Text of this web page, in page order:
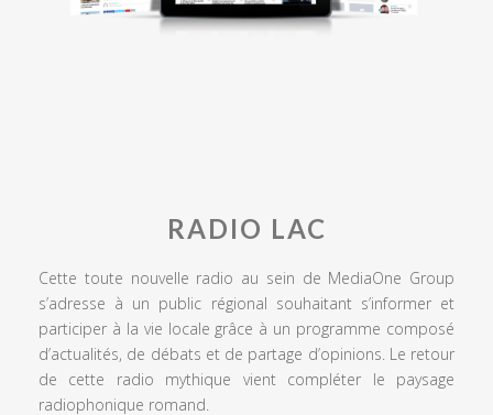
RADIO LAC
Cette toute nouvelle radio au sein de MediaOne Group
s’adresse à un public régional souhaitant s’informer et
participer à la vie locale grâce à un programme composé
d’actualités, de débats et de partage d’opinions. Le retour
de cette radio mythique vient compléter le paysage
radiophonique romand.